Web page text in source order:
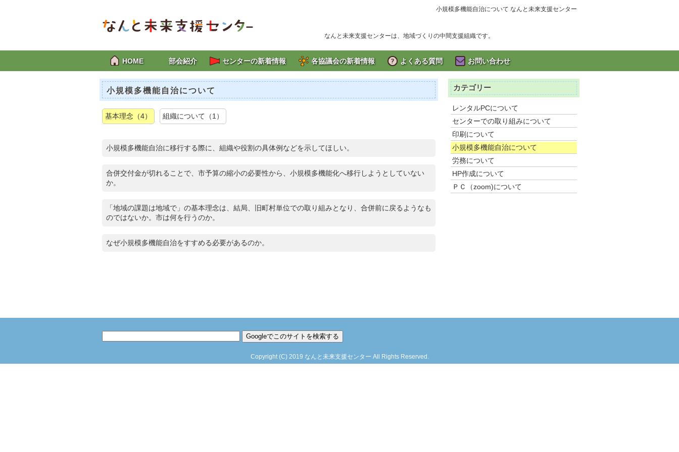
小規模多機能自治について なんと未来支援センター
なんと未来支援センターは、地域づくりの中間支援組織です。
HOME 部会紹介 センターの新着情報 各協議会の新着情報 よくある質問 お問い合わせ
小規模多機能自治について
基本理念（4） 組織について（1）
小規模多機能自治に移行する際に、組織や役割の具体例などを示してほしい。
合併交付金が切れることで、市予算の縮小の必要性から、小規模多機能化へ移行しようとしていない
か。
「地域の課題は地域で」の基本理念は、結局、旧町村単位での取り組みとなり、合併前に戻るようなも
のではないか。市は何を行うのか。
なぜ小規模多機能自治をすすめる必要があるのか。
カテゴリー
レンタルPCについて
センターでの取り組みについて
印刷について
小規模多機能自治について
労務について
HP作成について
ＰＣ（zoom)について
Copyright(C) 2019 なんと未来支援センター All Rights Reserved.